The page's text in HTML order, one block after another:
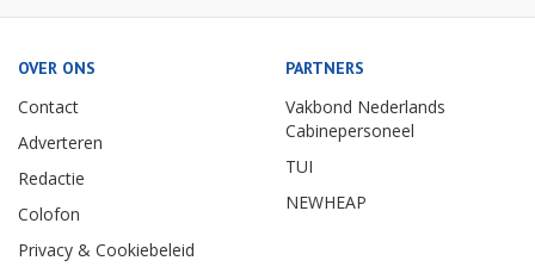
OVER ONS
Contact
Adverteren
Redactie
Colofon
Privacy & Cookiebeleid
PARTNERS
Vakbond Nederlands
Cabinepersoneel
TUI
NEWHEAP